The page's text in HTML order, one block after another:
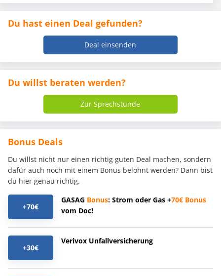
Du hast einen Deal gefunden?
Deal einsenden
Du willst beraten werden?
Zur Sprechstunde
Bonus Deals
Du willst nicht nur einen richtig guten Deal machen, sondern
dafür auch noch mit einem Bonus belohnt werden? Dann bist
du hier genau richtig.
+70€
GASAG Bonus: Strom oder Gas +70€ Bonus
vom Doc!
+30€
Verivox Unfallversicherung